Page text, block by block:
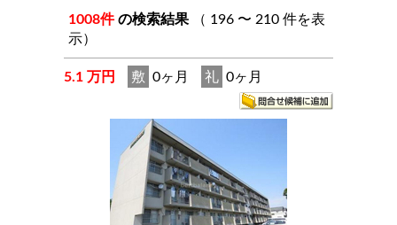
1008件 の検索結果
示）
5.1 万円 敷 0ヶ月 礼 0ヶ月